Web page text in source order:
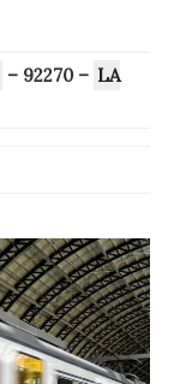
– 92270 – LA